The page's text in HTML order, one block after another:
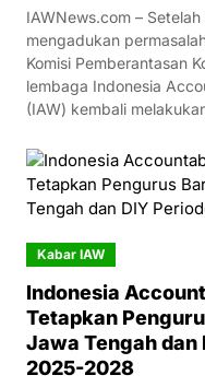
IAWNews.com –
mengadukan
Komisi Pemberantasan
lembaga Indonesia
(IAW) kembali
Kabar IAW
Indonesia
Tetapkan
Jawa Tengah dan
2025-2028